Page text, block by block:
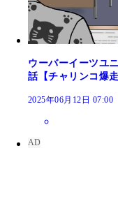
ウーバーイーツユ
話【チャリンコ爆
2025年06月12日 07:00